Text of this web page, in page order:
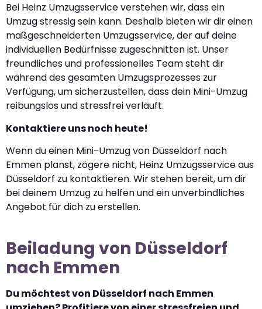
Bei Heinz Umzugsservice verstehen wir, dass ein
Umzug stressig sein kann. Deshalb bieten wir dir einen
maßgeschneiderten Umzugsservice, der auf deine
individuellen Bedürfnisse zugeschnitten ist. Unser
freundliches und professionelles Team steht dir
während des gesamten Umzugsprozesses zur
Verfügung, um sicherzustellen, dass dein Mini-Umzug
reibungslos und stressfrei verläuft.
Kontaktiere uns noch heute!
Wenn du einen Mini-Umzug von Düsseldorf nach
Emmen planst, zögere nicht, Heinz Umzugsservice aus
Düsseldorf zu kontaktieren. Wir stehen bereit, um dir
bei deinem Umzug zu helfen und ein unverbindliches
Angebot für dich zu erstellen.
Beiladung von Düsseldorf
nach Emmen
Du möchtest von Düsseldorf nach Emmen